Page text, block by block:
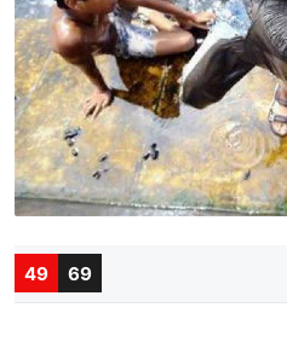
49 69